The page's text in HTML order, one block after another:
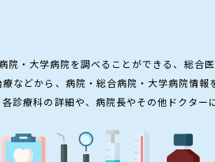
・大学病院を調べることができる、総合医
などから、病院・総合病院・大学病院情報
診療科の詳細や、病院長やその他ドクター